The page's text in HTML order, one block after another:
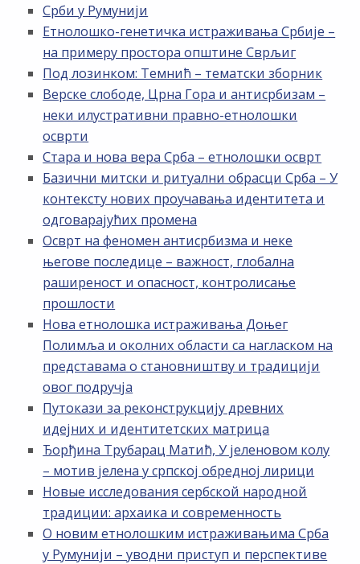
Срби у Румунији
Етнолошко-генетичка истраживања Србије –
на примеру простора општине Сврљиг
Под лозинком: Темнић – тематски зборник
Верске слободе, Црна Гора и антисрбизам –
неки илустративни правно-етнолошки
осврти
Стара и нова вера Срба – етнолошки осврт
Базични митски и ритуални обрасци Срба – У
контексту нових проучавања идентитета и
одговарајућих промена
Осврт на феномен антисрбизма и неке
његове последице – важност, глобална
раширеност и опасност, контролисање
прошлости
Нова етнолошка истраживања Доњег
Полимља и околних области са нагласком на
представама о становништву и традицији
овог подручја
Путокази за реконструкцију древних
идејних и идентитетских матрица
Ђорђина Трубарац Матић, У јеленовом колу
– мотив јелена у српској обредној лирици
Новые исследования сербской народной
традиции: архаика и современность
О новим етнолошким истраживањима Срба
у Румунији – уводни приступ и перспективе